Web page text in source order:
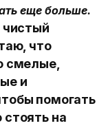
еще больше.
чистый
что
смелые,
и
помогать
на